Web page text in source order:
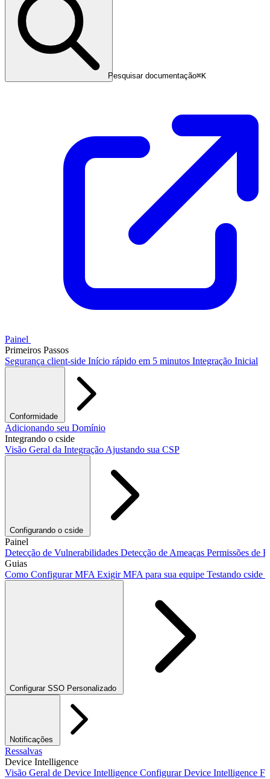
Pesquisar documentação⌘K
Painel
Primeiros Passos
Segurança client-side Início rápido em 5 minutos Integração Inicial
Conformidade
PCI DSS / PCI ShieldGDPR
Adicionando seu Domínio
Integrando o cside
Visão Geral da Integração Ajustando sua CSP
Configurando o cside
Adicionando nosso script
Painel
Detecção de Vulnerabilidades Detecção de Ameaças Permissões de
Guias
Como Configurar MFA Exigir MFA para sua equipe Testando cside
Configurar SSO Personalizado
Okta SSO Duo SSO
Notificações
Ressalvas
Device Intelligence
Visão Geral de Device Intelligence Configurar Device Intelligence